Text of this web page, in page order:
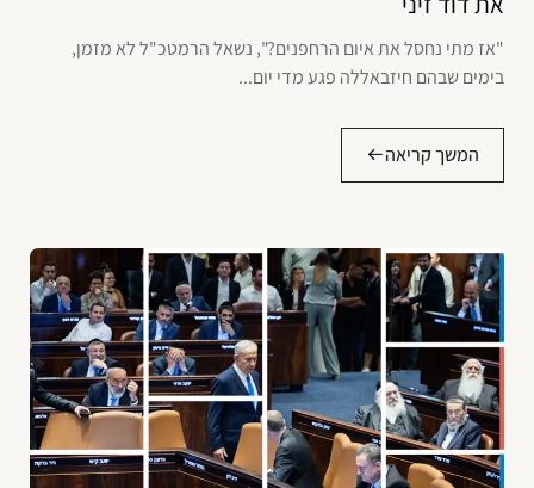
"אז מתי נחסל את איום הרחפנים?", נשאל הרמטכ"ל לא מזמן,
בימים שבהם חיזבאללה פגע מדי יום...
המשך קריאה